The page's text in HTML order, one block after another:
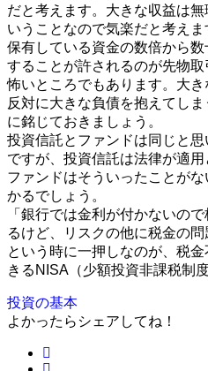
だと考えます。大きな収益は
いうことなので気楽だと考えま
保有している資金の数倍から
することが許されるのが先物
怖いところでもあります。大き
反対に大きな負債を抱えてし
に銘じておきましょう。
投資信託とファンドは同じと
ですが、投資信託は法律が適用
ファンドはそういったことが
かるでしょう。
「銀行では金利が付かないの
るけど、リスクの他に税金の
という時に一押しなのが、税
きるNISA（少額投資非課税制度
投資の基本
よかったらシェアしてね！